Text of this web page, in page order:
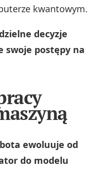
kwantowym.
decyzje
swoje postępy na
ewoluuje od
do modelu